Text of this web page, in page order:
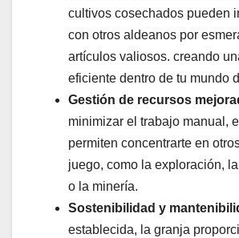
cultivos cosechados pueden
con otros aldeanos por
artículos valiosos. creando
eficiente dentro de tu mundo
Gestión de recursos
minimizar el trabajo manual,
permiten concentrarte en
juego, como la exploración,
o la minería.
Sostenibilidad y
establecida, la granja